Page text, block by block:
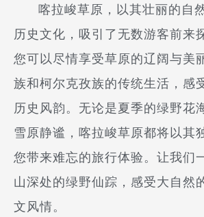
喀拉峻草原，以其壮丽的自
历史文化，吸引了无数游客前来
您可以尽情享受草原的辽阔与美
族和柯尔克孜族的传统生活，感
历史风韵。无论是夏季的绿野花
雪原静谧，喀拉峻草原都将以其
您带来难忘的旅行体验。让我们
山深处的绿野仙踪，感受大自然
文风情。